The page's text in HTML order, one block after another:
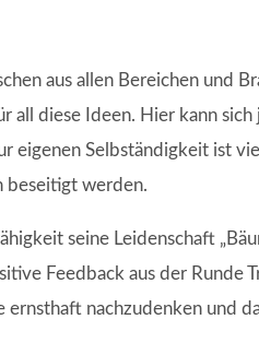
aus allen Bereichen und
all diese Ideen. Hier kann
eigenen Selbständigkeit ist
beseitigt werden.
seine Leidenschaft
Feedback aus der Runde
nachzudenken und